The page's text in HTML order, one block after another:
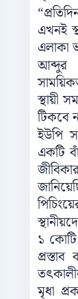
এখনই
এলাকা
আব্দুর
স্থায়ী
টিকবে
ইউপি
একটি
১ কোটি
মৃধা